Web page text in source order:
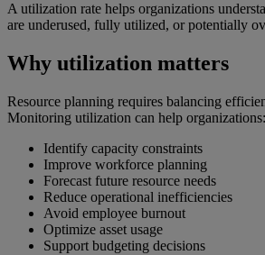
A utilization rate helps organizations
are underused, fully utilized, or potentially
Why utilization matters
Resource planning requires balancing
Monitoring utilization can help organizations:
Identify capacity constraints
Improve workforce planning
Forecast future resource needs
Reduce operational inefficiencies
Avoid employee burnout
Optimize asset usage
Support budgeting decisions